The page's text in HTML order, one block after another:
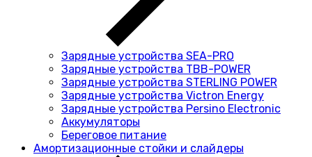
Зарядные устройства SEA-PRO
Зарядные устройства TBB-POWER
Зарядные устройства STERLING POWER
Зарядные устройства Victron Energy
Зарядные устройства Persino Electronic
Аккумуляторы
Береговое питание
Амортизационные стойки и слайдеры